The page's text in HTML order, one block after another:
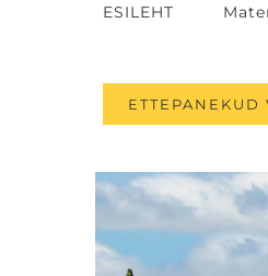
ESILEHT
ETTEPANEKUD